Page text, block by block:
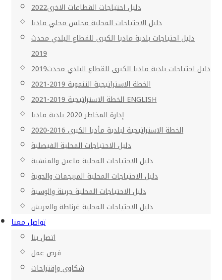
دليل احتياجات القطاعات الاخرى2022
دليل الاحتياجات المحلية مجلس محلي مادبا
دليل احتياجات بلدية مادبا الكبرى للقطاع البلدي محدث
2019
دليل احتياجات بلدية مادبا الكبرى للقطاع البلدي محدث2019
الخطة الاستراتيجية التنموية 2019-2021
الخطة الاستراتيجية 2019-2021 ENGLISH
إدارة المخاطر 2020 بلدية مادبا
الخطة الاستراتيجية لبلدية مأدبا الكبرى 2016-2020
دليل الاحتياجات المحلية الفيصلية
دليل الاحتياجات المحلية ماعين والمنشية
دليل الاحتياجات المحلية المريجمات والحوية
دليل الاحتياجات المحلية جرينة والوسية
دليل الاحتياجات المحلية غرناطة والعريش
تواصل معنا
اتصل بنا
فرص عمل
شكاوى وإقتراحات